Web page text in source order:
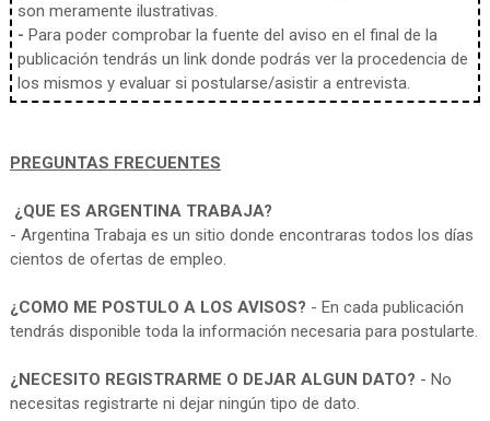
son meramente ilustrativas.
- Para poder comprobar la fuente del aviso en el final de la
publicación tendrás un link donde podrás ver la procedencia de
los mismos y evaluar si postularse/asistir a entrevista.
PREGUNTAS FRECUENTES
¿QUE ES ARGENTINA TRABAJA?
- Argentina Trabaja es un sitio donde encontraras todos los días
cientos de ofertas de empleo.
¿COMO ME POSTULO A LOS AVISOS? - En cada publicación
tendrás disponible toda la información necesaria para postularte.
¿NECESITO REGISTRARME O DEJAR ALGUN DATO? - No
necesitas registrarte ni dejar ningún tipo de dato.